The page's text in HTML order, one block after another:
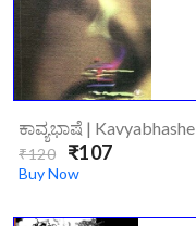
ಕಾವ್ಯಭಾಷೆ | Kavyabhashe
₹120 ₹107
Buy Now